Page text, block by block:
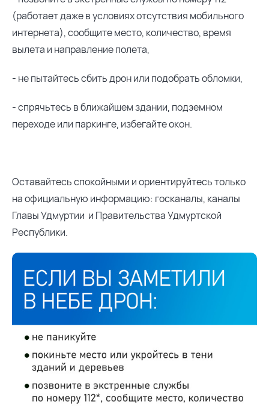
(работает даже в условиях отсутствия мобильного
интернета), сообщите место, количество, время
вылета и направление полета,
- не пытайтесь сбить дрон или подобрать обломки,
- спрячьтесь в ближайшем здании, подземном
переходе или паркинге, избегайте окон.
Оставайтесь спокойными и ориентируйтесь только
на официальную информацию: госканалы, каналы
Главы Удмуртии и Правительства Удмуртской
Республики.